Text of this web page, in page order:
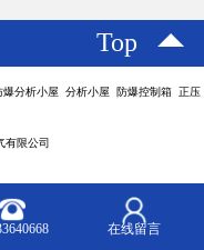
Top
分析小屋 分析小屋 防爆控制箱 正压
有限公司
在线留言